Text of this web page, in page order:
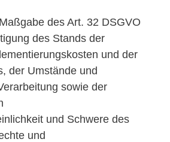
des Art. 32 DSGVO
des Stands der
und der
der Umstände und
sowie der
und Schwere des
und